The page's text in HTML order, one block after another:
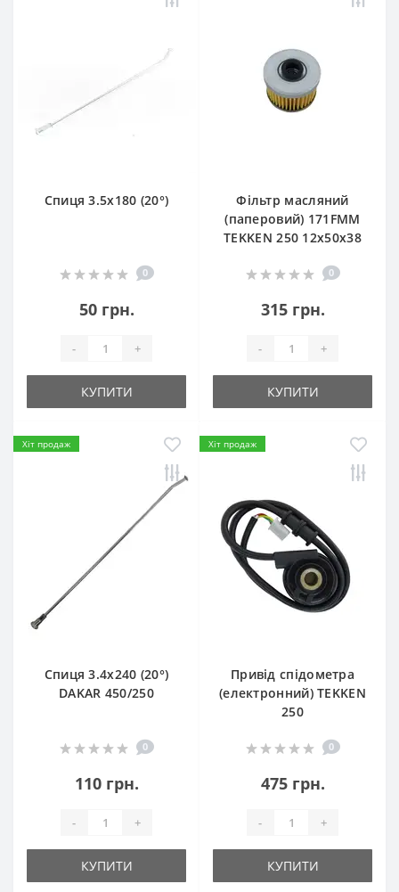
Спиця 3.5х180 (20°)
0
50 грн.
- +
КУПИТИ
Фільтр масляний
(паперовий) 171FMM
TEKKEN 250 12х50х38
0
315 грн.
- +
КУПИТИ
Хіт продаж
Спиця 3.4х240 (20°)
DAKAR 450/250
0
110 грн.
- +
КУПИТИ
Хіт продаж
Привід спідометра
(електронний) TEKKEN
250
0
475 грн.
- +
КУПИТИ